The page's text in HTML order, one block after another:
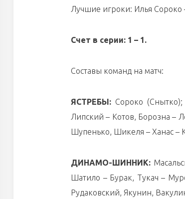
Лучшие игроки: Илья
Счет в серии: 1 – 1.
Составы команд на матч:
ЯСТРЕБЫ: Сороко
Липский – Котов, Борозна –
Шупенько, Шикеля – Ханас –
ДИНАМО-ШИННИК:
Шатило – Бурак, Тукач –
Рудаковский, Якунин,